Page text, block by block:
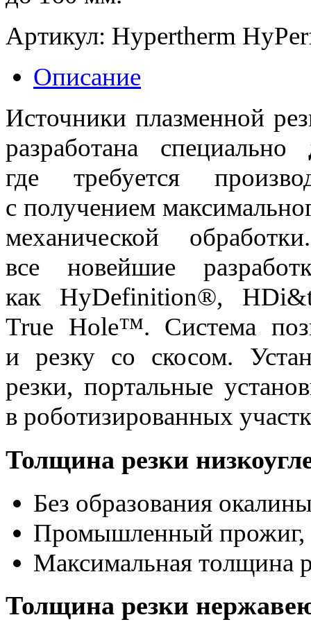
Артикул: Hypertherm
Описание
Источники плазменной
разработана специально
где требуется
с получением
механической
все новейшие
как HyDefinition®,
True Hole™. Система
и резку со скосом.
резки, портальные
в роботизированных
Толщина резки
Без образования
Промышленный
Максимальная толщина
Толщина резки